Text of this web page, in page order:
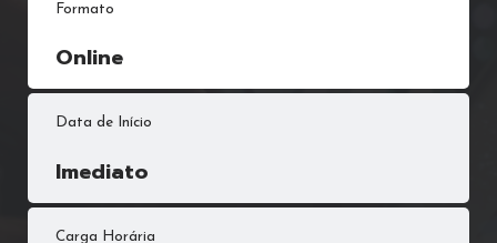
Formato
Online
Data de Início
Imediato
Carga Horária